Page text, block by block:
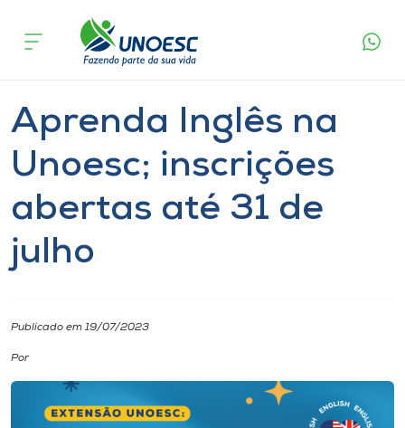
Cursos
Pesquisa
Atendimento ao Estudante
Portal de Ensino
Internacionalização
acontece
Extensão
Aprenda Inglês na
Unoesc; inscrições
abertas até 31 de
julho
Publicado em 19/07/2023
Por